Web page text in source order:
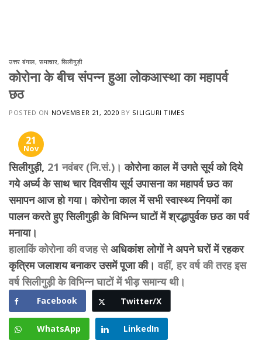
उत्तर बंगाल,समाचार,सिलीगुड़ी
कोरोना के बीच संपन्न हुआ लोकआस्था का महापर्व
छठ
POSTED ON NOVEMBER 21, 2020 BY SILIGURI TIMES
21
Nov
सिलीगुड़ी, 21 नवंबर (नि.सं.)। कोरोना काल में उगते सूर्य को दिये
गये अर्घ्य के साथ चार दिवसीय सूर्य उपासना का महापर्व छठ का
समापन आज हो गया। कोरोना काल में सभी स्वास्थ्य नियमों का
पालन करते हुए सिलीगुड़ी के विभिन्न घाटों में श्रद्धापुर्वक छठ का पर्व
मनाया।
हालाकिं कोरोना की वजह सेअधिकांश लोगों ने अपने घरों में रहकर
कृत्रिम जलाशय बनाकर उसमें पूजा की। वहीं, हर वर्ष की तरह इस
वर्ष सिलीगुड़ी के विभिन्न घाटों में भीड़ समान्य थी।
Facebook Twitter/X
WhatsApp LinkedIn